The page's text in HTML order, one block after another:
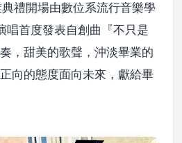
禮開場由數位系流行音樂學
唱首度發表自創曲『不只是
，甜美的歌聲，沖淡畢業的
向的態度面向未來，獻給畢